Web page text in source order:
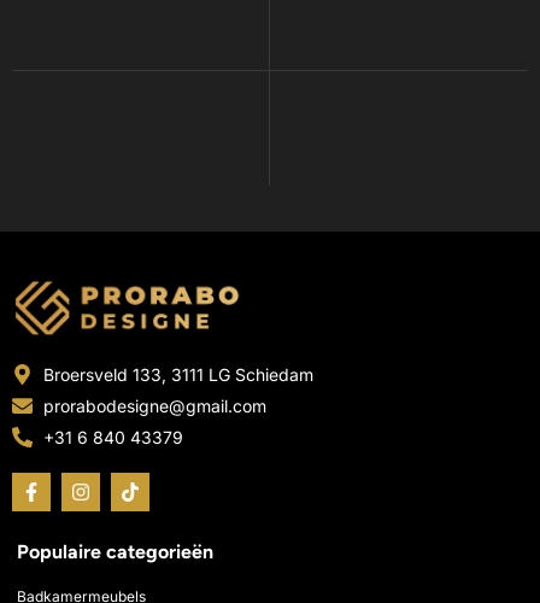
Broersveld 133, 3111 LG Schiedam
prorabodesigne@gmail.com
+31 6 840 43379
F
a
b
o
I
n
t
a
r
T
i
t
o
Populaire categorieën
Badkamermeubels